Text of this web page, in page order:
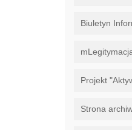
Biuletyn
Projekt
Strona